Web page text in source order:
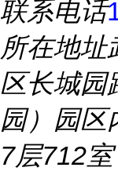
联系电话
所在地址
区长城园
园）园区
7层712室